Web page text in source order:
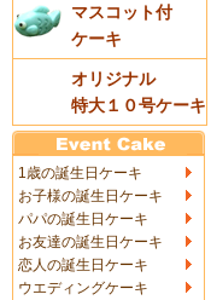
マスコット付
ケーキ
オリジナル
特大１０号ケーキ
1歳の誕生日ケーキ
お子様の誕生日ケーキ
パパの誕生日ケーキ
お友達の誕生日ケーキ
恋人の誕生日ケーキ
ウエディングケーキ